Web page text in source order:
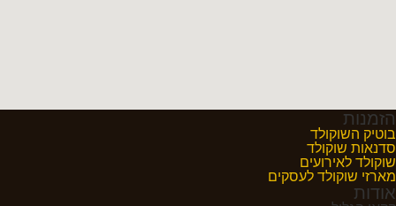
הזמנות
בוטיק השוקולד
סדנאות שוקולד
שוקולד לאירועים
מארזי שוקולד לעסקים
אודות